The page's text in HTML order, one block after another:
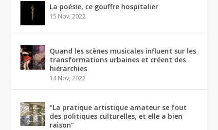
La poésie, ce gouffre hospitalier
15 Nov, 2022
Quand les scènes musicales influent sur les
transformations urbaines et créent des
hiérarchies
14 Nov, 2022
“La pratique artistique amateur se fout
des politiques culturelles, et elle a bien
raison”